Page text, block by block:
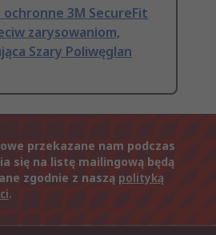
ochronne 3M SecureFit
zarysowaniom,
Szary Poliwęglan
przekazane nam podczas
się na listę mailingową będą
zgodnie z naszą polityką
.